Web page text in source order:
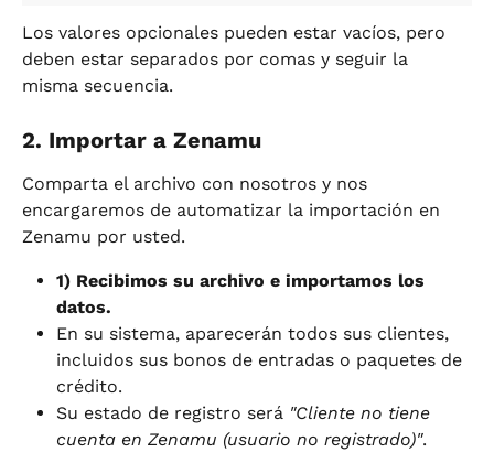
Los valores opcionales pueden estar vacíos, pero
deben estar separados por comas y seguir la
misma secuencia.
2. Importar a Zenamu
Comparta el archivo con nosotros y nos
encargaremos de automatizar la importación en
Zenamu por usted.
1) Recibimos su archivo e importamos los
datos.
En su sistema, aparecerán todos sus clientes,
incluidos sus bonos de entradas o paquetes de
crédito.
Su estado de registro será "Cliente no tiene
cuenta en Zenamu (usuario no registrado)".